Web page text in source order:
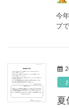
今
プ